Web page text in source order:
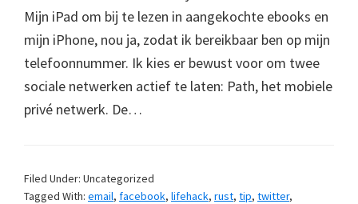
Mijn iPad om bij te lezen in aangekochte ebooks en
mijn iPhone, nou ja, zodat ik bereikbaar ben op mijn
telefoonnummer. Ik kies er bewust voor om twee
sociale netwerken actief te laten: Path, het mobiele
privé netwerk. De…
Filed Under: Uncategorized
Tagged With: email, facebook, lifehack, rust, tip, twitter,